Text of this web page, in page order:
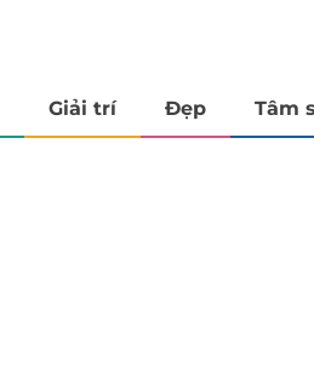
Giải trí Đẹp Tâm